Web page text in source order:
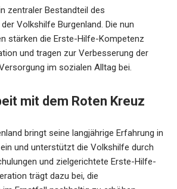
zentraler Bestandteil des
Volkshilfe Burgenland. Die nun
stärken die Erste-Hilfe-Kompetenz
und tragen zur Verbesserung der
im sozialen Alltag bei.
mit dem Roten Kreuz
bringt seine langjährige Erfahrung in
und unterstützt die Volkshilfe durch
und zielgerichtete Erste-Hilfe-
trägt dazu bei, die